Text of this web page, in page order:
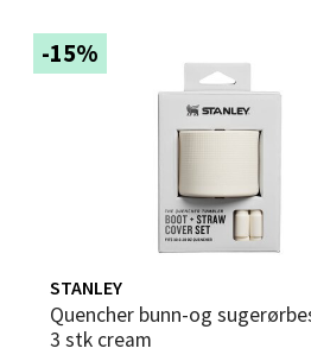
-15%
STANLEY
Quencher bunn-og sugerørbeskyttelse
3 stk cream
Sandvika - Thon
Brodtkorbsgate 7, 1338
Åpent i dag 09-19